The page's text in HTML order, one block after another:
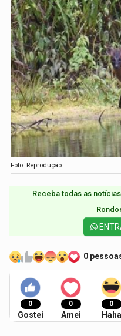
Foto: Reprodução
Receba todas as
0
0
Gostei
0
Amei
0
Haha